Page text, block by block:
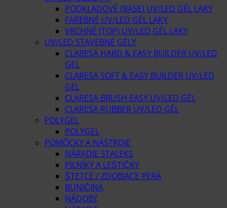
PODKLADOVÉ (BASE) UV/LED GÉL LAKY
FAREBNÉ UV/LED GÉL LAKY
VRCHNÉ (TOP) UV/LED GÉL LAKY
UV/LED STAVEBNÉ GÉLY
CLARESA HARD & EASY BUILDER UV/LED
GEL
CLARESA SOFT & EASY BUILDER UV/LED
GEL
CLARESA BRUSH EASY UV/LED GÉL
CLARESA RUBBER UV/LED GÉL
POLYGEL
POLYGEL
POMÔCKY A NÁSTROJE
NÁRADIE STALEKS
PILNÍKY A LEŠTIČKY
ŠTETCE / ZDOBIACE PERÁ
BUNIČINA
NÁDOBY